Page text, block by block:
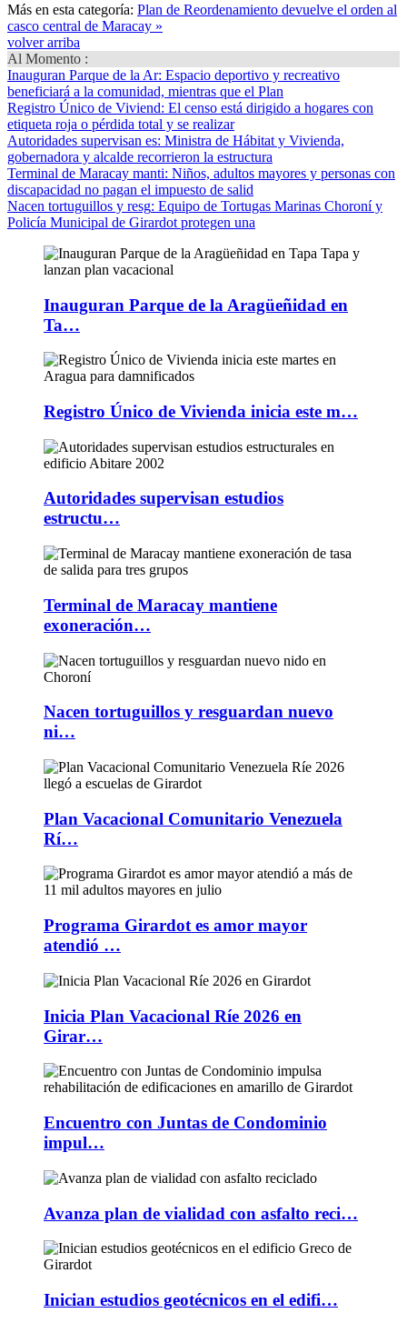
Más en esta categoría: Plan de Reordenamiento devuelve el orden al
casco central de Maracay »
volver arriba
Al Momento :
Inauguran Parque de la Ar: Espacio deportivo y recreativo
beneficiará a la comunidad, mientras que el Plan
Registro Único de Viviend: El censo está dirigido a hogares con
etiqueta roja o pérdida total y se realizar
Autoridades supervisan es: Ministra de Hábitat y Vivienda,
gobernadora y alcalde recorrieron la estructura
Terminal de Maracay manti: Niños, adultos mayores y personas con
discapacidad no pagan el impuesto de salid
Nacen tortuguillos y resg: Equipo de Tortugas Marinas Choroní y
Policía Municipal de Girardot protegen una
Inauguran Parque de la Aragüeñidad en
Ta…
Registro Único de Vivienda inicia este m…
Autoridades supervisan estudios
estructu…
Terminal de Maracay mantiene
exoneración…
Nacen tortuguillos y resguardan nuevo
ni…
Plan Vacacional Comunitario Venezuela
Rí…
Programa Girardot es amor mayor
atendió …
Inicia Plan Vacacional Ríe 2026 en
Girar…
Encuentro con Juntas de Condominio
impul…
Avanza plan de vialidad con asfalto reci…
Inician estudios geotécnicos en el edifi…